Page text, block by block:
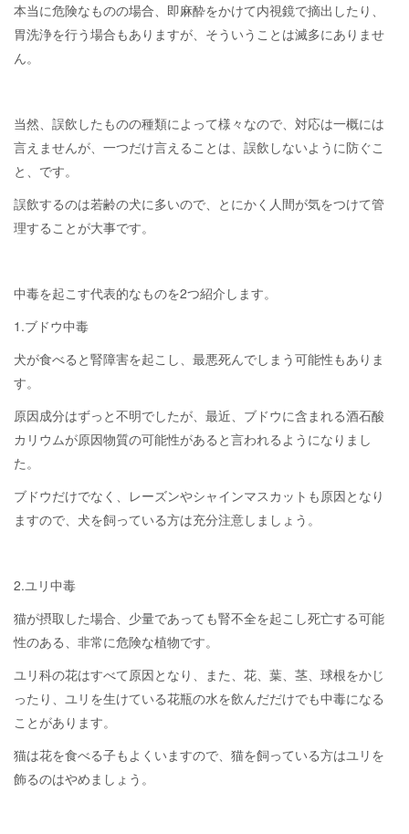
本当に危険なものの場合、即麻酔をかけて内視鏡で摘出したり、
胃洗浄を行う場合もありますが、そういうことは滅多にありませ
ん。
当然、誤飲したものの種類によって様々なので、対応は一概には
言えませんが、一つだけ言えることは、誤飲しないように防ぐこ
と、です。
誤飲するのは若齢の犬に多いので、とにかく人間が気をつけて管
理することが大事です。
中毒を起こす代表的なものを2つ紹介します。
1.ブドウ中毒
犬が食べると腎障害を起こし、最悪死んでしまう可能性もありま
す。
原因成分はずっと不明でしたが、最近、ブドウに含まれる酒石酸
カリウムが原因物質の可能性があると言われるようになりまし
た。
ブドウだけでなく、レーズンやシャインマスカットも原因となり
ますので、犬を飼っている方は充分注意しましょう。
2.ユリ中毒
猫が摂取した場合、少量であっても腎不全を起こし死亡する可能
性のある、非常に危険な植物です。
ユリ科の花はすべて原因となり、また、花、葉、茎、球根をかじ
ったり、ユリを生けている花瓶の水を飲んだだけでも中毒になる
ことがあります。
猫は花を食べる子もよくいますので、猫を飼っている方はユリを
飾るのはやめましょう。